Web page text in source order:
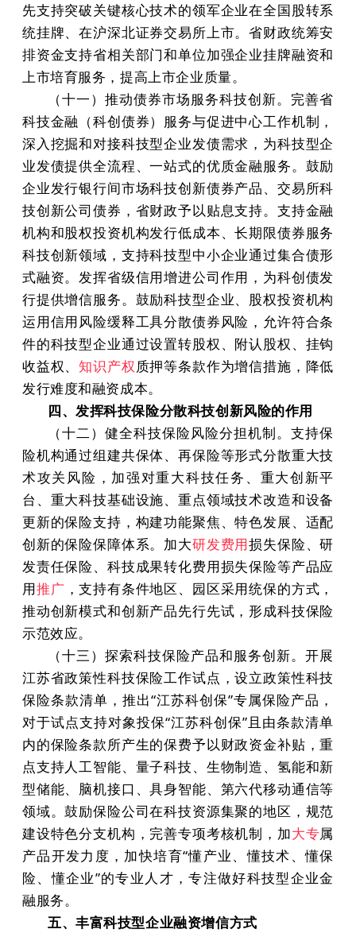
先支持突破关键核心技术的领军企业在全国股转系
统挂牌、在沪深北证券交易所上市。省财政统筹安
排资金支持省相关部门和单位加强企业挂牌融资和
上市培育服务，提高上市企业质量。
（十一）推动债券市场服务科技创新。完善省
科技金融（科创债券）服务与促进中心工作机制，
深入挖掘和对接科技型企业发债需求，为科技型企
业发债提供全流程、一站式的优质金融服务。鼓励
企业发行银行间市场科技创新债券产品、交易所科
技创新公司债券，省财政予以贴息支持。支持金融
机构和股权投资机构发行低成本、长期限债券服务
科技创新领域，支持科技型中小企业通过集合债形
式融资。发挥省级信用增进公司作用，为科创债发
行提供增信服务。鼓励科技型企业、股权投资机构
运用信用风险缓释工具分散债券风险，允许符合条
件的科技型企业通过设置转股权、附认股权、挂钩
收益权、知识产权 质押等条款作为增信措施，降低
发行难度和融资成本。
四、发挥科技保险分散科技创新风险的作用
（十二）健全科技保险风险分担机制。支持保
险机构通过组建共保体、再保险等形式分散重大技
术攻关风险，加强对重大科技任务、重大创新平
台、重大科技基础设施、重点领域技术改造和设备
更新的保险支持，构建功能聚焦、特色发展、适配
创新的保险保障体系。加大研发费用损失保险、研
发责任保险、科技成果转化费用损失保险等产品应
用推广 ，支持有条件地区、园区采用统保的方式，
推动创新模式和创新产品先行先试，形成科技保险
示范效应。
（十三）探索科技保险产品和服务创新。开展
江苏省政策性科技保险工作试点，设立政策性科技
保险条款清单，推出“江苏科创保”专属保险产品，
对于试点支持对象投保“江苏科创保”且由条款清单
内的保险条款所产生的保费予以财政资金补贴，重
点支持人工智能、量子科技、生物制造、氢能和新
型储能、脑机接口、具身智能、第六代移动通信等
领域。鼓励保险公司在科技资源集聚的地区，规范
建设特色分支机构，完善专项考核机制，加大专属
产品开发力度，加快培育“懂产业、懂技术、懂保
险、懂企业”的专业人才，专注做好科技型企业金
融服务。
五、丰富科技型企业融资增信方式